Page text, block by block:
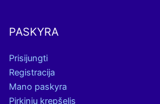
PASKYRA
Prisijungti
Registracija
Mano paskyra
Pirkinių krepšelis